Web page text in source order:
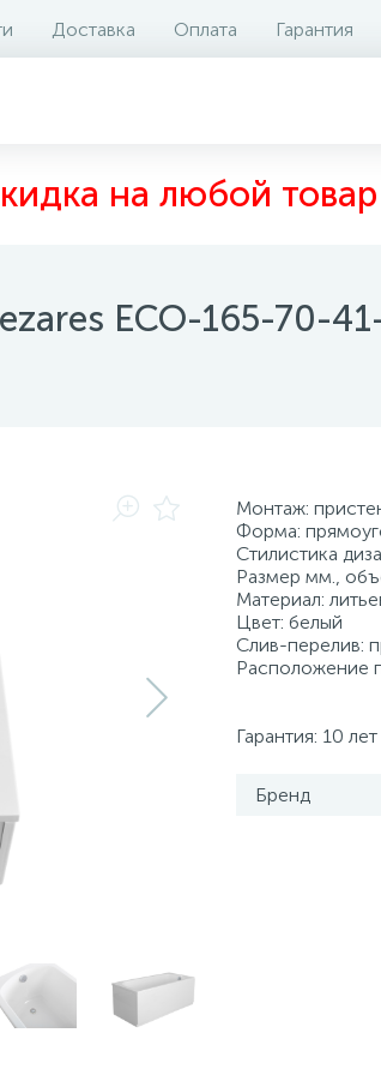
Доставка Оплата Гарантия
на любой товар
ECO-165-70-
на складе Отзывы 0
Монтаж:
Форма:
Стилистика
Размер мм.,
Материал:
Цвет: белый
Слив-перелив:
Расположение
Гарантия: 10
Бренд